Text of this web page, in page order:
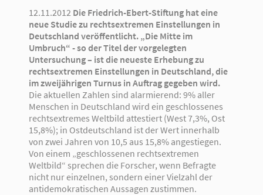
12.11.2012 Die Friedrich-Ebert-Stiftung hat eine
neue Studie zu rechtsextremen Einstellungen in
Deutschland veröffentlicht. „Die Mitte im
Umbruch“ - so der Titel der vorgelegten
Untersuchung – ist die neueste Erhebung zu
rechtsextremen Einstellungen in Deutschland, die
im zweijährigen Turnus in Auftrag gegeben wird.
Die aktuellen Zahlen sind alarmierend: 9% aller
Menschen in Deutschland wird ein geschlossenes
rechtsextremes Weltbild attestiert (West 7,3%, Ost
15,8%); in Ostdeutschland ist der Wert innerhalb
von zwei Jahren von 10,5 aus 15,8% angestiegen.
Von einem „geschlossenen rechtsextremen
Weltbild“ sprechen die Forscher, wenn Befragte
nicht nur einzelnen, sondern einer Vielzahl der
antidemokratischen Aussagen zustimmen.